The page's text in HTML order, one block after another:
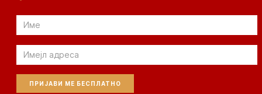
Email
Email